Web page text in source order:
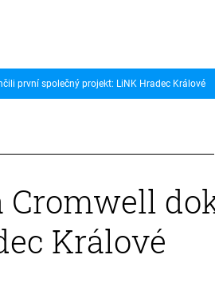
první společný projekt: LiNK Hradec Králové
Králové